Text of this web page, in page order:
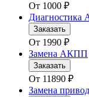
От 1000 ₽
Заказать
От 1990 ₽
Замена АКПП
Заказать
От 11890 ₽
Замена